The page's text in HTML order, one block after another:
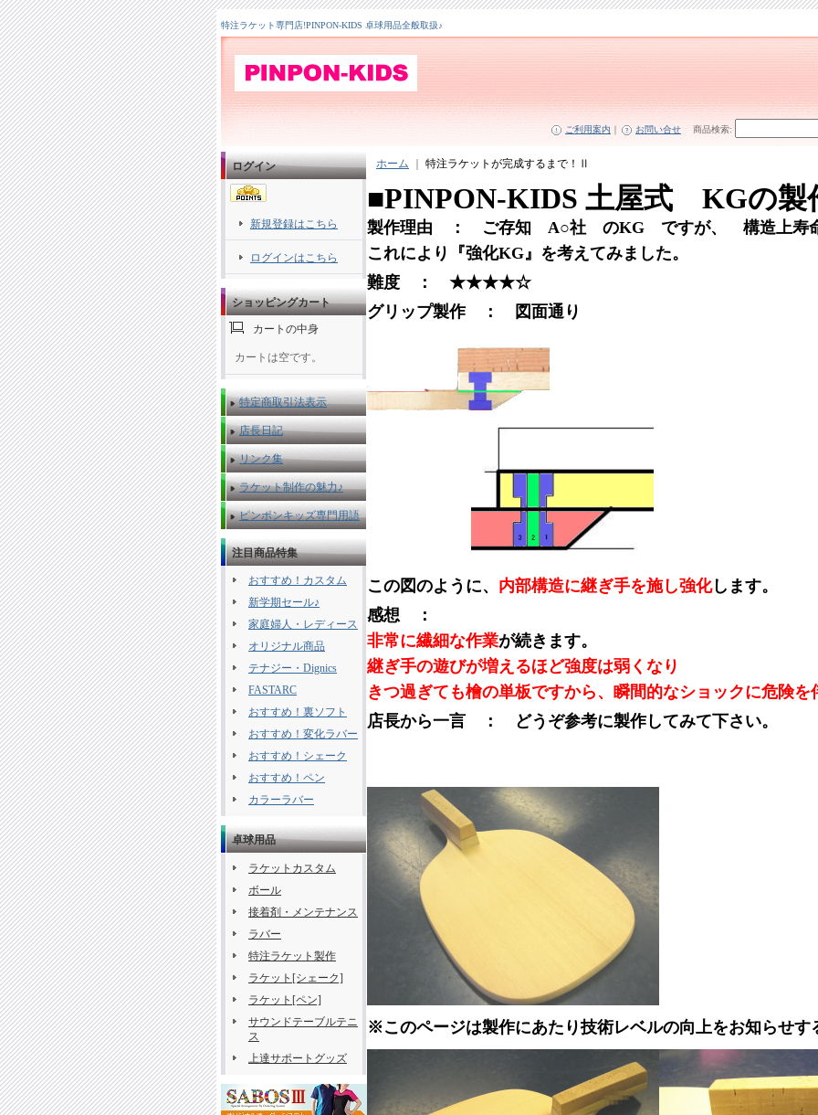
特注ラケット専門店!PINPON-KIDS 卓球用品全般取扱♪
ご利用案内 ｜ お問い合せ 商品検索:
ログイン
新規登録はこちら
ログインはこちら
ショッピングカート
カートの中身
カートは空です。
特定商取引法表示
店長日記
リンク集
ラケット制作の魅力♪
ピンポンキッズ専門用語
注目商品特集
おすすめ！カスタム
新学期セール♪
家庭婦人・レディース
オリジナル商品
テナジー・Dignics
FASTARC
おすすめ！裏ソフト
おすすめ！変化ラバー
おすすめ！シェーク
おすすめ！ペン
カラーラバー
卓球用品
ラケットカスタム
ボール
接着剤・メンテナンス
ラバー
特注ラケット製作
ラケット[シェーク]
ラケット[ペン]
サウンドテーブルテニ
ス
上達サポートグッズ
ホーム 特注ラケットが完成するまで！Ⅱ
■PINPON-KIDS 土屋式 KGの製
製作理由 ： ご存知 A○社 のKG ですが、 構造上寿
これにより『強化KG』を考えてみました。
難度 ： ★★★★☆
グリップ製作 ： 図面通り
この図のように、 内部構造に継ぎ手を施し強化します。
感想 ：
非常に繊細な作業が続きます。
継ぎ手の遊びが増えるほど強度は弱くなり
きつ過ぎても檜の単板ですから、瞬間的なショックに危険を
店長から一言 ： どうぞ参考に製作してみて下さい。
※このページは製作にあたり技術レベルの向上をお知らせす